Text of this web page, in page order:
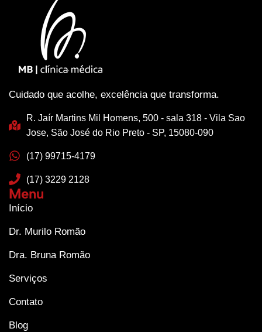
Cuidado que acolhe, excelência que transforma.
R. Jaír Martins Mil Homens, 500 - sala 318 - Vila Sao
Jose, São José do Rio Preto - SP, 15080-090
(17) 99715-4179
(17) 3229 2128
Menu
Início
Dr. Murilo Romão
Dra. Bruna Romão
Serviços
Contato
Blog